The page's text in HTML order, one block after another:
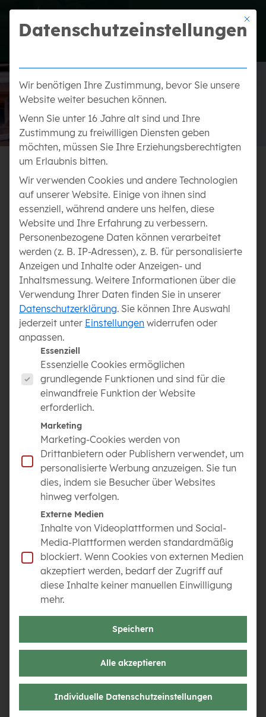
KARRIERE BEI GELTL
Landschaftsgärtner (m/w/d)
Helfer
Werde Teil unseres Teams und verwirkliche
Gartenträume!
Wir suchen engagierte Mitarbeiter:innen mit
Leidenschaft, handwerklichem Geschick und vollem
Einsatz. Ob Schüler, Geselle oder Quereinsteiger –
wenn du Freude daran hast, Gartenideen in hoher
Qualität umzusetzen, bist du bei uns genau richtig!
Teile unsere Begeisterung für den schönsten Beruf
der Welt und bring deine Handwerkslust in den
Garten- und Landschaftsbau ein.
Bewirb dich jetzt und zeig uns, dass du unser Team
perfekt ergänzt!
STELLENBESCHREIBUNG:
Als Helfer im Bereich Garten- und Landschaftsbau
unterstützt du das Team bei der Gestaltung, Pflege
und Instandhaltung von Grünflächen, Gärten und
Außenanlagen.
ZU DEINEN TÄTIGKEITEN GEHÖREN:
und Landschaften.
Vorbereitung und Transport von Materialien,
Werkzeugen und Pflanzen.
Bedienung und Wartung von Gartengeräten und
Maschinen (z. B. Stampfer, Rüttelplatte, Bagger,
Mit
Datenschutzeinstellungen
Wir benötigen Ihre Zustimmung, bevor Sie unsere
Website weiter besuchen können.
Wenn Sie unter 16 Jahre alt sind und Ihre
Zustimmung zu freiwilligen Diensten geben
möchten, müssen Sie Ihre Erziehungsberechtigten
um Erlaubnis bitten.
Wir verwenden Cookies und andere Technologien
auf unserer Website. Einige von ihnen sind
essenziell, während andere uns helfen, diese
Website und Ihre Erfahrung zu verbessern.
Personenbezogene Daten können verarbeitet
werden (z. B. IP-Adressen), z. B. für personalisierte
Anzeigen und Inhalte oder Anzeigen- und
Inhaltsmessung. Weitere Informationen über die
Verwendung Ihrer Daten finden Sie in unserer
Datenschutzerklärung. Sie können Ihre Auswahl
jederzeit unter Einstellungen widerrufen oder
anpassen.
Es folgt eine Liste der Service-Gruppen, für die eine
Essenziell
Essenzielle Cookies ermöglichen
grundlegende Funktionen und sind für die
einwandfreie Funktion der Website
erforderlich.
Marketing
Marketing-Cookies werden von
Drittanbietern oder Publishern verwendet, um
personalisierte Werbung anzuzeigen. Sie tun
dies, indem sie Besucher über Websites
hinweg verfolgen.
Externe Medien
Inhalte von Videoplattformen und Social-
Media-Plattformen werden standardmäßig
blockiert. Wenn Cookies von externen Medien
akzeptiert werden, bedarf der Zugriff auf
diese Inhalte keiner manuellen Einwilligung
mehr.
Speichern
Alle akzeptieren
Individuelle Datenschutzeinstellungen